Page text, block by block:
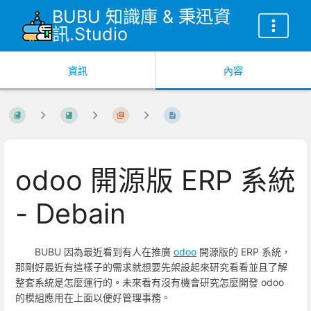
BUBU 知識庫 & 秉迅資
訊.Studio
資訊 內容
odoo 開源版 ERP 系統
- Debain
BUBU 因為最近看到有人在推廣 odoo 開源版的 ERP 系統，
那剛好最近有這樣子的需求就想要先架設起來研究看看並且了解
整套系統是怎麼運行的。未來看有沒有機會研究怎麼開發 odoo
的模組應用在上面以便好管理事務。